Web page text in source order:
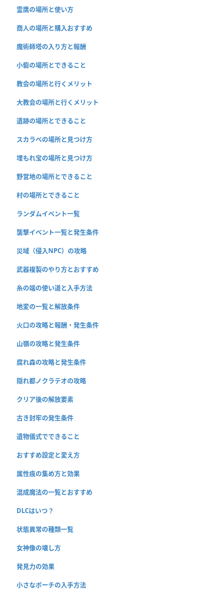
霊鷹の場所と使い方
商人の場所と購入おすすめ
魔術師塔の入り方と報酬
小砦の場所とできること
教会の場所と行くメリット
大教会の場所と行くメリット
遺跡の場所とできること
スカラベの場所と見つけ方
埋もれ宝の場所と見つけ方
野営地の場所とできること
村の場所とできること
ランダムイベント一覧
襲撃イベント一覧と発生条件
災域（侵入NPC）の攻略
武器複製のやり方とおすすめ
糸の端の使い道と入手方法
地変の一覧と解放条件
火口の攻略と報酬・発生条件
山嶺の攻略と発生条件
腐れ森の攻略と発生条件
隠れ都ノクラテオの攻略
クリア後の解放要素
古き封牢の発生条件
遺物儀式でできること
おすすめ設定と変え方
属性痕の集め方と効果
混成魔法の一覧とおすすめ
DLCはいつ？
状態異常の種類一覧
女神像の壊し方
発見力の効果
小さなポーチの入手方法